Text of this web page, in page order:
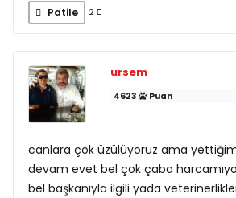
Patile 2
ursem
4623 Puan
canlara çok üzülüyoruz ama
devam evet bel çok çaba
bel başkanıyla ilgili yada